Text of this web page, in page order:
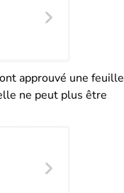
approuvé une feuille
ne peut plus être